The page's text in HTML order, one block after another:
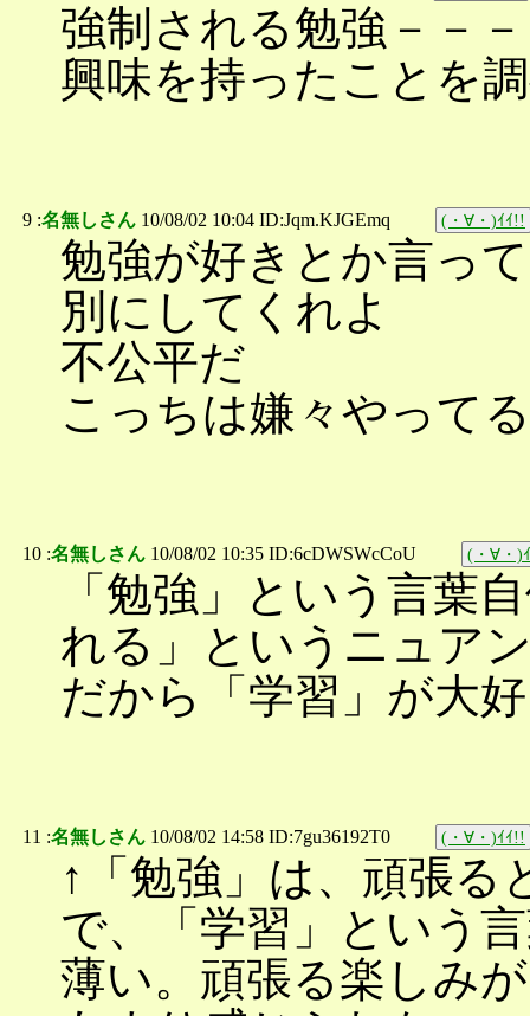
強制される勉強－－
興味を持ったことを
9 :名無しさん 10/08/02 10:04 ID:Jqm.KJGEmq (・∀・)ｲｲ!!
勉強が好きとか言っ
別にしてくれよ
不公平だ
こっちは嫌々やって
10 :名無しさん 10/08/02 10:35 ID:6cDWSWcCoU (・∀・)
「勉強」という言葉
れる」というニュア
だから「学習」が大
11 :名無しさん 10/08/02 14:58 ID:7gu36192T0 (・∀・)ｲｲ!!
↑「勉強」は、頑張
で、「学習」という
薄い。頑張る楽しみが